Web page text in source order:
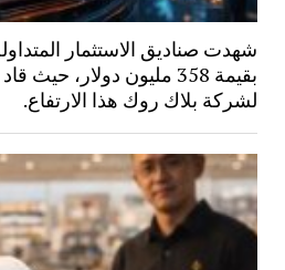
شهدت صناديق الاستثمار
لشركة بلاك روك هذا الارتفاع.